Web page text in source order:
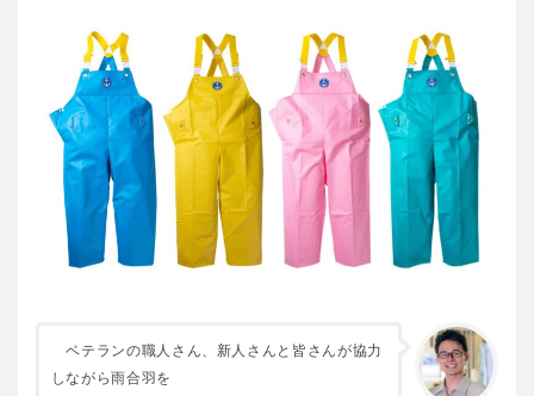
ベテランの職人さん、新人さんと皆さんが協力
しながら雨合羽を